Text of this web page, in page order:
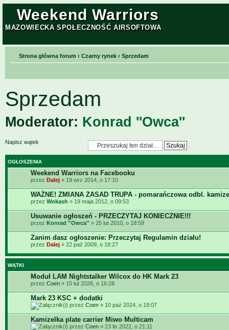
Weekend Warriors
MAZOWIECKA SPOŁECZNOŚĆ AIRSOFTOWA
Strona główna forum ‹ Czarny rynek ‹ Sprzedam
Sprzedam
Moderator: Konrad ''Owca''
Napisz wątek
OGŁOSZENIA
Weekend Warriors na Facebooku
przez Dalej » 19 wrz 2014, o 17:10
WAŻNE! ZMIANA ZASAD TRUPA - pomarańczowa odbl.
przez Wokash » 19 maja 2012, o 09:53
Usuwanie ogłoszeń - PRZECZYTAJ KONIECZNIE!!!
przez Konrad ''Owca'' » 25 lut 2010, o 18:59
Zanim dasz ogłoszenie: Przeczytaj Regulamin działu!
przez Dalej » 22 paź 2009, o 18:27
WĄTKI
Moduł LAM Nightstalker Wilcox do HK Mark 23
przez Coen » 15 lut 2026, o 16:28
Mark 23 KSC + dodatki
przez Coen » 10 paź 2024, o 19:07
Kamizelka plate carrier Miwo Multicam
przez Coen » 23 lis 2022, o 21:11